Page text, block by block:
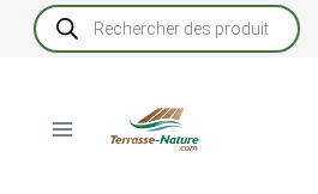
Recherche
de
produits